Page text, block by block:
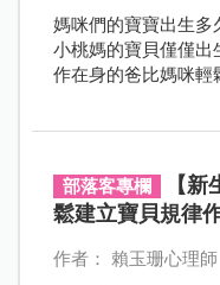
媽咪們的寶寶出生
小桃媽的寶貝僅僅出
作在身的爸比媽咪輕
部落客專欄
【
鬆建立寶貝規律
作者： 賴玉珊心理師